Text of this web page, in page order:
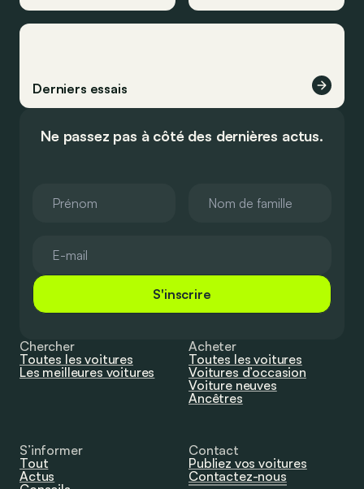
Derniers essais
Ne passez pas à côté des dernières actus.
S'inscrire
Chercher
Toutes les voitures
Les meilleures voitures
Acheter
Toutes les voitures
Voitures d’occasion
Voiture neuves
Ancêtres
S’informer
Tout
Actus
Contact
Publiez vos voitures
Contactez-nous